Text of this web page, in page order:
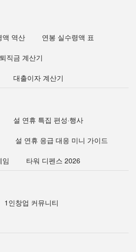
액 역산 연봉 실수령액 표
퇴직금 계산기
대출이자 계산기
설 연휴 특집 편성·행사
설 연휴 응급 대응 미니 가이드
타워 디펜스 2026
1인창업 커뮤니티